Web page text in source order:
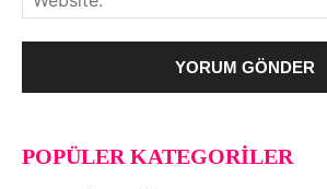
POPÜLER KATEGORILER